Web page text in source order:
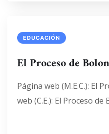
EDUCACIÓN
El Proceso de
Página web (M.E.C.): El
web (C.E.): El Proceso de